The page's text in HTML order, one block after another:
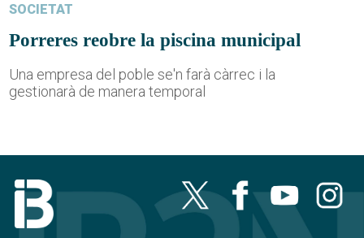
SOCIETAT
Porreres reobre la piscina municipal
Una empresa del poble se'n farà càrrec i la
gestionarà de manera temporal